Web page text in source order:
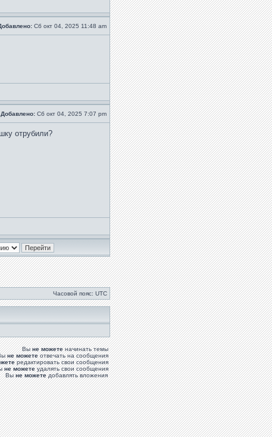
Сб окт 04, 2025 11:48 am
Добавлено: Сб окт 04, 2025 7:07 pm
отрубили?
Часовой пояс: UTC
Выне можетеначинать темы
не можетеотвечать на сообщения
редактировать свои сообщения
не можетеудалять свои сообщения
Выне можетедобавлять вложения